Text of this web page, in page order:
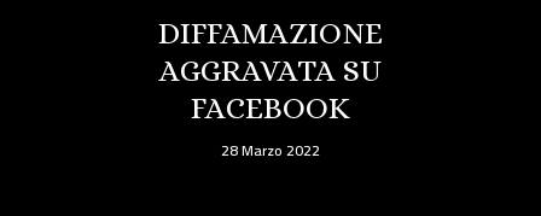
DIFFAMAZIONE
AGGRAVATA SU
FACEBOOK
28 Marzo 2022